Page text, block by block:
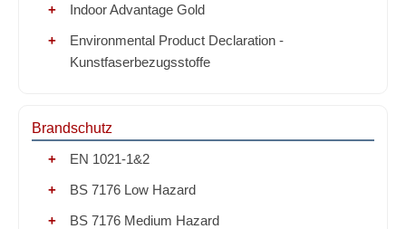
Indoor Advantage Gold
Environmental Product Declaration -
Kunstfaserbezugsstoffe
Brandschutz
EN 1021-1&2
BS 7176 Low Hazard
BS 7176 Medium Hazard